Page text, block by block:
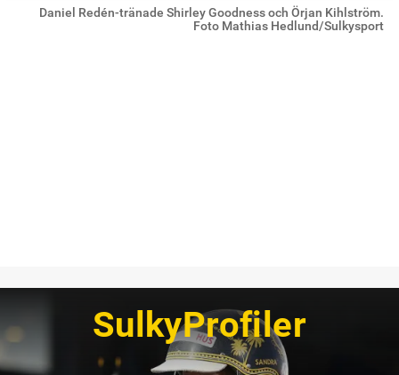
Daniel Redén-tränade Shirley Goodness och Örjan Kihlström.
Foto Mathias Hedlund/Sulkysport
SulkyProfiler